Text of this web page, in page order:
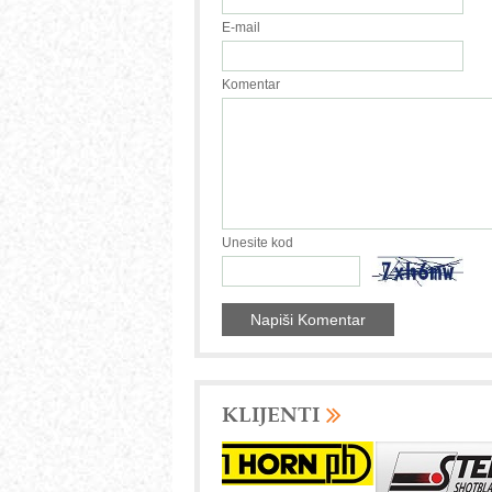
E-mail
Komentar
Unesite kod
KLIJENTI